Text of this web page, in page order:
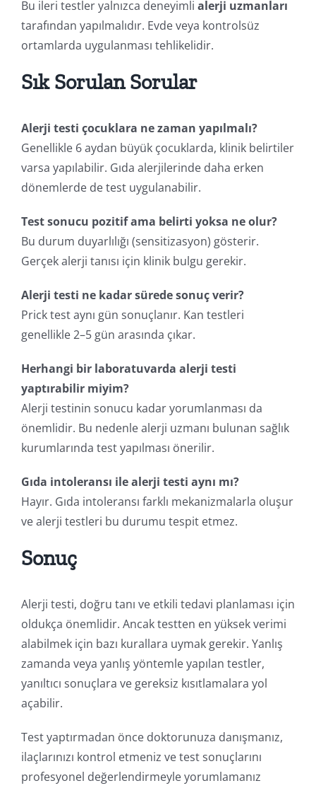
Bu ileri testler yalnızca deneyimli alerji uzmanları
tarafından yapılmalıdır. Evde veya kontrolsüz
ortamlarda uygulanması tehlikelidir.
Sık Sorulan Sorular
Alerji testi çocuklara ne zaman yapılmalı?
Genellikle 6 aydan büyük çocuklarda, klinik belirtiler
varsa yapılabilir. Gıda alerjilerinde daha erken
dönemlerde de test uygulanabilir.
Test sonucu pozitif ama belirti yoksa ne olur?
Bu durum duyarlılığı (sensitizasyon) gösterir.
Gerçek alerji tanısı için klinik bulgu gerekir.
Alerji testi ne kadar sürede sonuç verir?
Prick test aynı gün sonuçlanır. Kan testleri
genellikle 2–5 gün arasında çıkar.
Herhangi bir laboratuvarda alerji testi
yaptırabilir miyim?
Alerji testinin sonucu kadar yorumlanması da
önemlidir. Bu nedenle alerji uzmanı bulunan sağlık
kurumlarında test yapılması önerilir.
Gıda intoleransı ile alerji testi aynı mı?
Hayır. Gıda intoleransı farklı mekanizmalarla oluşur
ve alerji testleri bu durumu tespit etmez.
Sonuç
Alerji testi, doğru tanı ve etkili tedavi planlaması için
oldukça önemlidir. Ancak testten en yüksek verimi
alabilmek için bazı kurallara uymak gerekir. Yanlış
zamanda veya yanlış yöntemle yapılan testler,
yanıltıcı sonuçlara ve gereksiz kısıtlamalara yol
açabilir.
Test yaptırmadan önce doktorunuza danışmanız,
ilaçlarınızı kontrol etmeniz ve test sonuçlarını
profesyonel değerlendirmeyle yorumlamanız